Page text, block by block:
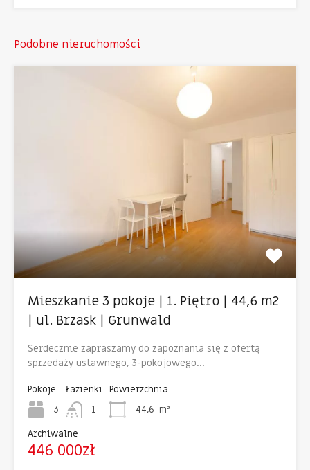
Podobne nieruchomości
Mieszkanie 3 pokoje | 1. Piętro | 44,6 m2
| ul. Brzask | Grunwald
Serdecznie zapraszamy do zapoznania się z ofertą
sprzedaży ustawnego, 3-pokojowego…
Pokoje
3
Łazienki
1
Powierzchnia
44,6 m²
Archiwalne
446 000zł